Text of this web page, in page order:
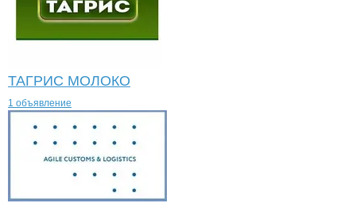
ТАГРИС МОЛОКО
1 объявление